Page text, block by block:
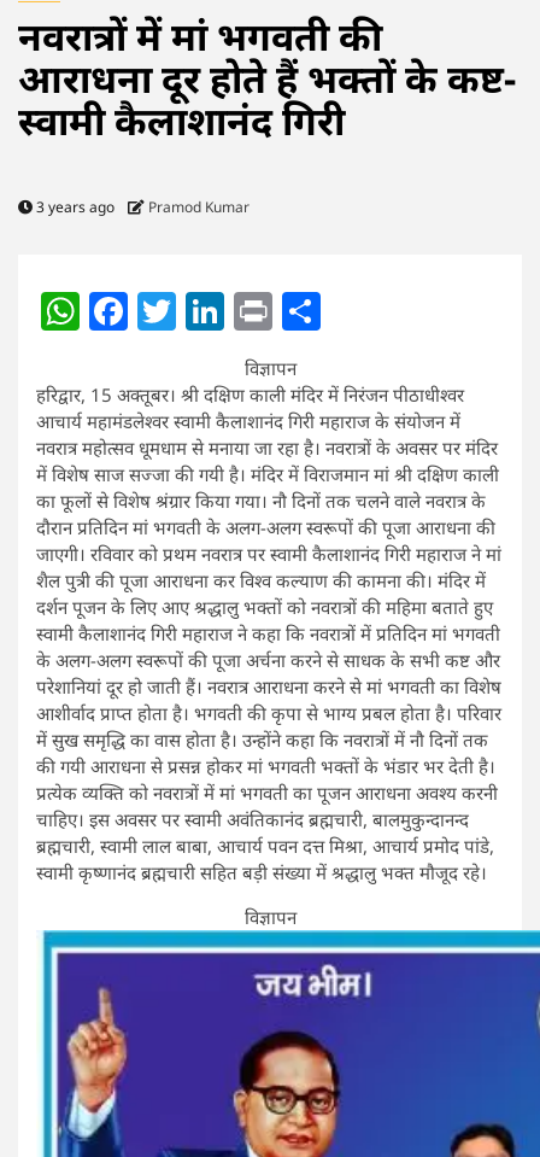
नवरात्रों में मां भगवती की
आराधना दूर होते हैं भक्तों के कष्ट-
स्वामी कैलाशानंद गिरी
3 years ago Pramod Kumar
WhatsApp
Facebook
Twitter
LinkedIn
Print
विज्ञापन
हरिद्वार, 15 अक्तूबर। श्री दक्षिण काली मंदिर में निरंजन पीठाधीश्वर
आचार्य महामंडलेश्वर स्वामी कैलाशानंद गिरी महाराज के संयोजन में
नवरात्र महोत्सव धूमधाम से मनाया जा रहा है। नवरात्रों के अवसर पर मंदिर
में विशेष साज सज्जा की गयी है। मंदिर में विराजमान मां श्री दक्षिण काली
का फूलों से विशेष श्रंग्रार किया गया। नौ दिनों तक चलने वाले नवरात्र के
दौरान प्रतिदिन मां भगवती के अलग-अलग स्वरूपों की पूजा आराधना की
जाएगी। रविवार को प्रथम नवरात्र पर स्वामी कैलाशानंद गिरी महाराज ने मां
शैल पुत्री की पूजा आराधना कर विश्व कल्याण की कामना की। मंदिर में
दर्शन पूजन के लिए आए श्रद्धालु भक्तों को नवरात्रों की महिमा बताते हुए
स्वामी कैलाशानंद गिरी महाराज ने कहा कि नवरात्रों में प्रतिदिन मां भगवती
के अलग-अलग स्वरूपों की पूजा अर्चना करने से साधक के सभी कष्ट और
परेशानियां दूर हो जाती हैं। नवरात्र आराधना करने से मां भगवती का विशेष
आशीर्वाद प्राप्त होता है। भगवती की कृपा से भाग्य प्रबल होता है। परिवार
में सुख समृद्धि का वास होता है। उन्होंने कहा कि नवरात्रों में नौ दिनों तक
की गयी आराधना से प्रसन्न होकर मां भगवती भक्तों के भंडार भर देती है।
प्रत्येक व्यक्ति को नवरात्रों में मां भगवती का पूजन आराधना अवश्य करनी
चाहिए। इस अवसर पर स्वामी अवंतिकानंद ब्रह्मचारी, बालमुकुन्दानन्द
ब्रह्मचारी, स्वामी लाल बाबा, आचार्य पवन दत्त मिश्रा, आचार्य प्रमोद पांडे,
स्वामी कृष्णानंद ब्रह्मचारी सहित बड़ी संख्या में श्रद्धालु भक्त मौजूद रहे।
विज्ञापन